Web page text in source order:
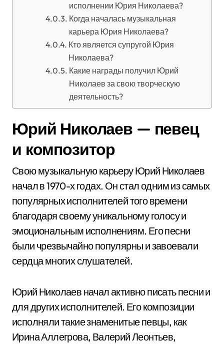
исполнении Юрия Николаева?
Когда началась музыкальная
карьера Юрия Николаева?
Кто является супругой Юрия
Николаева?
Какие награды получил Юрий
Николаев за свою творческую
деятельность?
Юрий Николаев — певец
и композитор
Свою музыкальную карьеру Юрий Николаев
начал в 1970-х годах. Он стал одним из самых
популярных исполнителей того времени
благодаря своему уникальному голосу и
эмоциональным исполнениям. Его песни
были чрезвычайно популярны и завоевали
сердца многих слушателей.
Юрий Николаев начал активно писать песни и
для других исполнителей. Его композиции
исполняли такие знаменитые певцы, как
Ирина Аллегрова, Валерий Леонтьев,